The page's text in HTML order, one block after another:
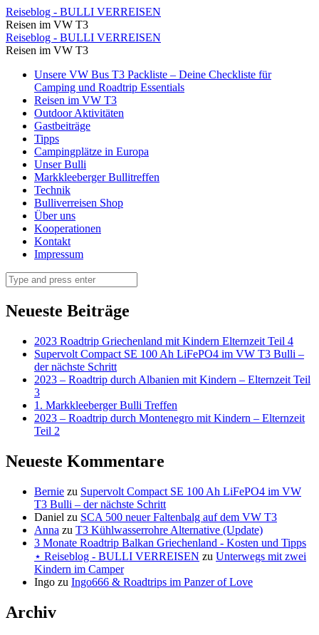
2023
-
Roadtrip
durch
Montenegro
mit
Kindern
Elternzeit
Teil
Reiseblog
BULLI
VERREISEN
Reiseblog - BULLI VERREISEN
Reisen im VW T3
2023
-
Roadtrip
durch
Montenegro
mit
Kindern
Elternzeit
Teil
Reiseblog
-
BULLI
Reiseblog - BULLI VERREISEN
Reisen im VW T3
Skip
content
Unsere VW Bus T3 Packliste – Deine Checkliste für
Camping und Roadtrip Essentials
Reisen im VW T3
Outdoor Aktivitäten
Gastbeiträge
Tipps
Campingplätze in Europa
Unser Bulli
Markkleeberger Bullitreffen
Technik
Bulliverreisen Shop
Über uns
Kooperationen
Kontakt
Impressum
Search
Neueste Beiträge
2023 Roadtrip Griechenland mit Kindern Elternzeit Teil 4
Supervolt Compact SE 100 Ah LiFePO4 im VW T3 Bulli –
der nächste Schritt
2023 – Roadtrip durch Albanien mit Kindern – Elternzeit Teil
3
1. Markkleeberger Bulli Treffen
2023 – Roadtrip durch Montenegro mit Kindern – Elternzeit
Teil 2
Neueste Kommentare
Bernie zu Supervolt Compact SE 100 Ah LiFePO4 im VW
T3 Bulli – der nächste Schritt
Daniel zu SCA 500 neuer Faltenbalg auf dem VW T3
Anna zu T3 Kühlwasserrohre Alternative (Update)
3 Monate Roadtrip Balkan Griechenland - Kosten und Tipps
⋆ Reiseblog - BULLI VERREISEN zu Unterwegs mit zwei
Kindern im Camper
Ingo zu Ingo666 & Roadtrips im Panzer of Love
Archiv